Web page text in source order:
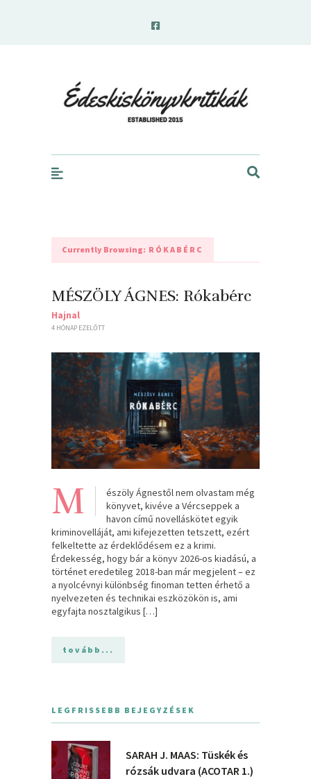
Currently Browsing: RÓKABÉRC
MÉSZÖLY ÁGNES: Rókabérc
Hajnal
4 HÓNAP EZELŐTT
M
észöly Ágnestől nem olvastam még
könyvet, kivéve a Vércseppek a
havon című novelláskötet egyik
kriminovelláját, ami kifejezetten tetszett, ezért
felkeltette az érdeklődésem ez a krimi.
Érdekesség, hogy bár a könyv 2026-os kiadású, a
történet eredetileg 2018-ban már megjelent – ez
a nyolcévnyi különbség finoman tetten érhető a
nyelvezeten és technikai eszközökön is, ami
egyfajta nosztalgikus […]
tovább...
LEGFRISSEBB BEJEGYZÉSEK
SARAH J. MAAS: Tüskék és
rózsák udvara (ACOTAR 1.)